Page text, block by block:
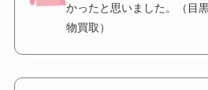
かったと思いました。（目
物買取）